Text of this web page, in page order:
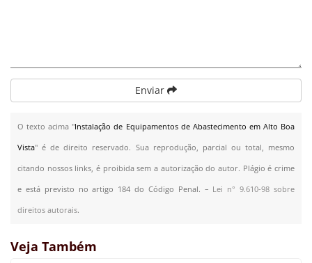
Enviar
O texto acima "Instalação de Equipamentos de Abastecimento em Alto Boa
Vista" é de direito reservado. Sua reprodução, parcial ou total, mesmo
citando nossos links, é proibida sem a autorização do autor. Plágio é crime
e está previsto no artigo 184 do Código Penal. – Lei n° 9.610-98 sobre
direitos autorais.
Veja Também